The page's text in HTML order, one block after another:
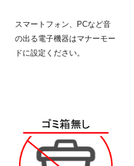
スマートフォン、PCなど音
の出る電子機器はマナーモー
ドに設定ください。